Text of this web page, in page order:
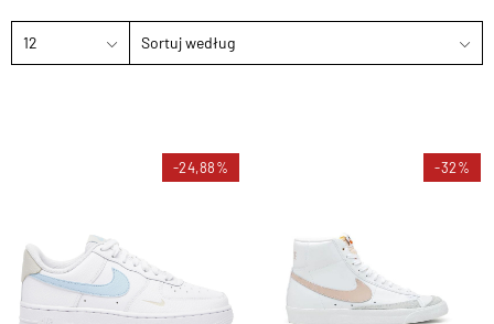
12 Sortuj według
-24,88% -32%